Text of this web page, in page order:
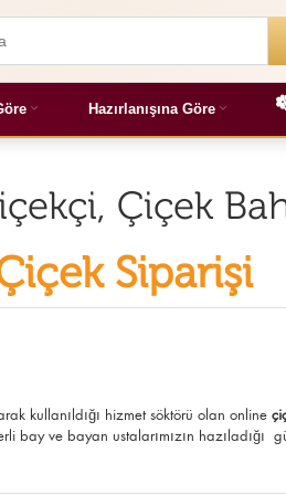
Hazırlanışına Göre
Çiçek
Siparişi
kullanıldığı hizmet söktörü olan online
bay ve bayan ustalarımızın